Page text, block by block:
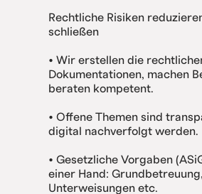
Rechtliche Risiken
schließen
• Wir erstellen die
Dokumentationen, machen
beraten kompetent.
• Offene Themen sind
digital nachverfolgt werden.
• Gesetzliche Vorgaben
einer Hand:
Unterweisungen etc.